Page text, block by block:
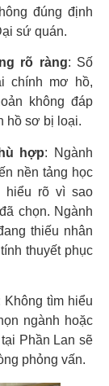
đúng định
sứ quán.
rõ ràng: Số
chính mơ hồ,
không đáp
hồ sơ bị loại.
hợp: Ngành
nền tảng học
hiểu rõ vì sao
chọn. Ngành
thiếu nhân
thuyết phục
Không tìm hiểu
ngành hoặc
Phần Lan sẽ
phỏng vấn.